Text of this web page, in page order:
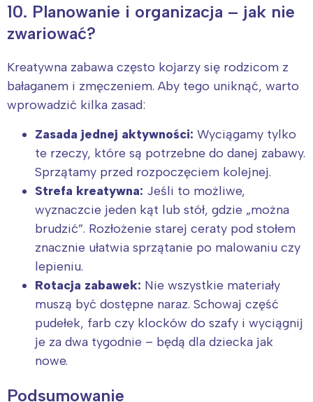
10. Planowanie i organizacja – jak nie
zwariować?
Kreatywna zabawa często kojarzy się rodzicom z
bałaganem i zmęczeniem. Aby tego uniknąć, warto
wprowadzić kilka zasad:
Zasada jednej aktywności: Wyciągamy tylko
te rzeczy, które są potrzebne do danej zabawy.
Sprzątamy przed rozpoczęciem kolejnej.
Strefa kreatywna: Jeśli to możliwe,
wyznaczcie jeden kąt lub stół, gdzie „można
brudzić”. Rozłożenie starej ceraty pod stołem
znacznie ułatwia sprzątanie po malowaniu czy
lepieniu.
Rotacja zabawek: Nie wszystkie materiały
muszą być dostępne naraz. Schowaj część
pudełek, farb czy klocków do szafy i wyciągnij
je za dwa tygodnie – będą dla dziecka jak
nowe.
Podsumowanie